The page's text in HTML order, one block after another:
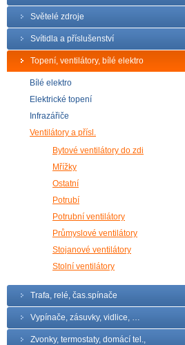
Světelé zdroje
Svítidla a příslušenství
Topení, ventilátory, bílé elektro
Bílé elektro
Elektrické topení
Infrazářiče
Ventilátory a přísl.
Bytové ventilátory do zdi
Mřížky
Ostatní
Potrubí
Potrubní ventilátory
Průmyslové ventilátory
Stojanové ventilátory
Stolní ventilátory
Trafa, relé, čas.spínače
Vypínače, zásuvky, vidlice, …
Zvonky, termostaty, domácí tel.,